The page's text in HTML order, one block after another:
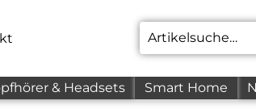
& Headsets Smart Home